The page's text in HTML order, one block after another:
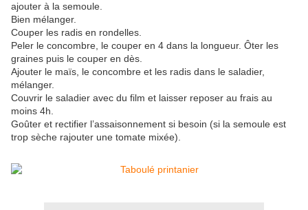
ajouter à la semoule.
Bien mélanger.
Couper les radis en rondelles.
Peler le concombre, le couper en 4 dans la longueur. Ôter les
graines puis le couper en dès.
Ajouter le maïs, le concombre et les radis dans le saladier,
mélanger.
Couvrir le saladier avec du film et laisser reposer au frais au
moins 4h.
Goûter et rectifier l’assaisonnement si besoin (si la semoule est
trop sèche rajouter une tomate mixée).